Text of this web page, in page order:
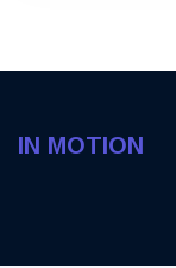
IN MOTION